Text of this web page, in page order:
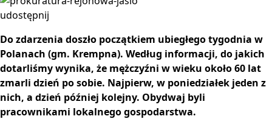
udostępnij
Do zdarzenia doszło początkiem ubiegłego tygodnia w
Polanach (gm. Krempna). Według informacji, do jakich
dotarliśmy wynika, że mężczyźni w wieku około 60 lat
zmarli dzień po sobie. Najpierw, w poniedziałek jeden z
nich, a dzień później kolejny. Obydwaj byli
pracownikami lokalnego gospodarstwa.